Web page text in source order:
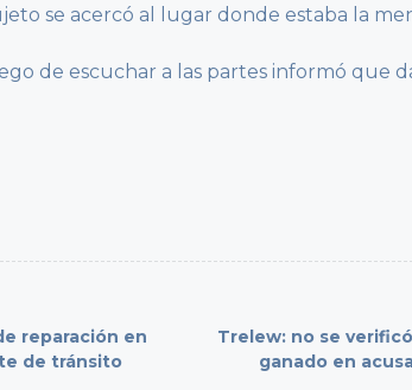
se acercó al lugar donde estaba la
de escuchar a las partes informó que
reparación en
de tránsito
Trelew: no se
ganado en